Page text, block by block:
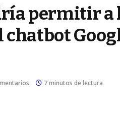
permitir a
chatbot
7 minutos de lectura